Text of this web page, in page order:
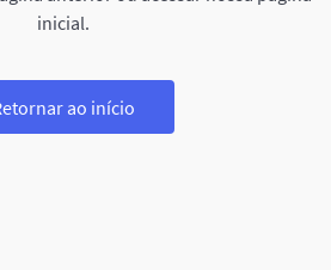
inicial.
ao início